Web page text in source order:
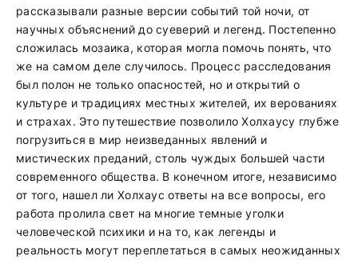
рассказывали разные версии событий той ночи, от
научных объяснений до суеверий и легенд. Постепенно
сложилась мозаика, которая могла помочь понять, что
же на самом деле случилось. Процесс расследования
был полон не только опасностей, но и открытий о
культуре и традициях местных жителей, их верованиях
и страхах. Это путешествие позволило Холхаусу глубже
погрузиться в мир неизведанных явлений и
мистических преданий, столь чуждых большей части
современного общества. В конечном итоге, независимо
от того, нашел ли Холхаус ответы на все вопросы, его
работа пролила свет на многие темные уголки
человеческой психики и на то, как легенды и
реальность могут переплетаться в самых неожиданных